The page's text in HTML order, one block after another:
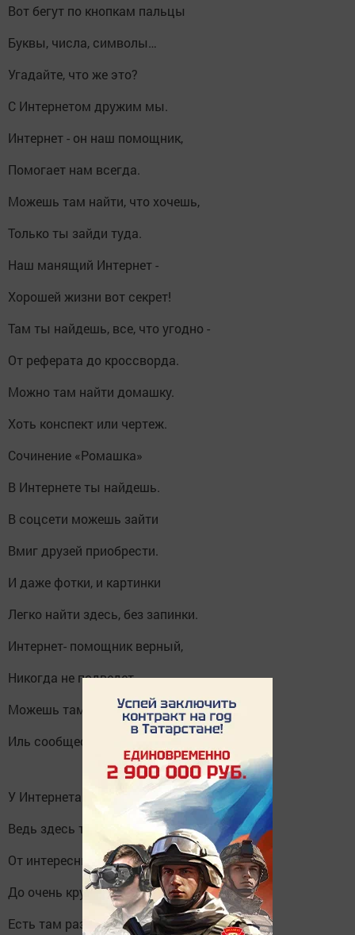
Вот бегут по кнопкам пальцы
Буквы, числа, символы…
Угадайте, что же это?
С Интернетом дружим мы.
Интернет - он наш помощник,
Помогает нам всегда.
Можешь там найти, что хочешь,
Только ты зайди туда.
Наш манящий Интернет -
Хорошей жизни вот секрет!
Там ты найдешь, все, что угодно -
От реферата до кроссворда.
Можно там найти домашку.
Хоть конспект или чертеж.
Сочинение «Ромашка»
В Интернете ты найдешь.
В соцсети можешь зайти
Вмиг друзей приобрести.
И даже фотки, и картинки
Легко найти здесь, без запинки.
Интернет- помощник верный,
Никогда не подведет.
Можешь там создать страницу,
Иль сообщество про спорт.
У Интернета нет границ -
Ведь здесь так много веб-страниц !
От интересных тайн и фактов
До очень крупных небылиц.
Есть там разные рекламы,